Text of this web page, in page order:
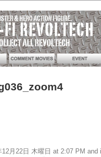
12月22日 木曜日 at 2:07 PM